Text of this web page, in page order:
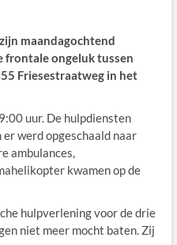
maandagochtend
frontale ongeluk tussen
Friesestraatweg in het
uur. De hulpdiensten
werd opgeschaald naar
ambulances,
kwamen op de
hulpverlening voor de drie
niet meer mocht baten. Zij